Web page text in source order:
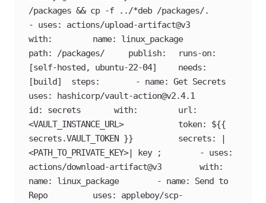
/packages && cp -f ../*deb /packages/.
- uses: actions/upload-artifact@v3
with:       	name: linux_package
path: /packages/     publish: 	runs-on:
[self-hosted, ubuntu-22-04] 	needs:
[build] 	steps:   	- name: Get Secrets
uses: hashicorp/vault-action@v2.4.1
id: secrets     	with:       	url:
<VAULT_INSTANCE_URL>       	token: ${{
secrets.VAULT_TOKEN }}       	secrets: |
<PATH_TO_PRIVATE_KEY>| key ;     	- uses:
actions/download-artifact@v3     	with:
name: linux_package     	- name: Send to
Repo     	uses: appleboy/scp-